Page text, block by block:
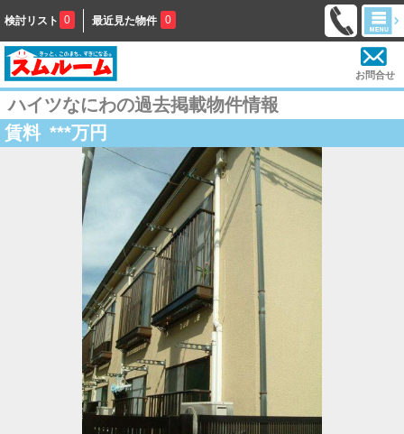
検討リスト 0 最近見た物件 0
お問合せ
ハイツなにわの過去掲載物件情報
賃料 ***万円